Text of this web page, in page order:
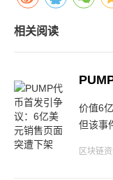
相关阅读
价值6
但该事
区块链